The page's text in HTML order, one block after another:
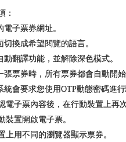
：
子票券網址。
換成希望閱覽的語言。
翻譯功能，並解除深色模式。
票券時，所有票券都會自動開始
會要求您使用OTP動態密碼進行
子票內容後，在行動裝置上再次
置開啟電子票。
用不同的瀏覽器顯示票券。